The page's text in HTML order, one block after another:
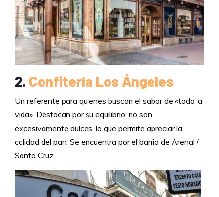
2. Confitería Los Ángeles
Un referente para quienes buscan el sabor de «toda la
vida». Destacan por su equilibrio; no son
excesivamente dulces, lo que permite apreciar la
calidad del pan. Se encuentra por el barrio de Arenal /
Santa Cruz.